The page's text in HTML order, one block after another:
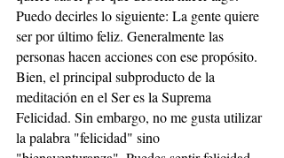
Puedo decirles lo siguiente: La gente quiere
ser por último feliz. Generalmente las
personas hacen acciones con ese propósito.
Bien, el principal subproducto de la
meditación en el Ser es la Suprema
Felicidad. Sin embargo, no me gusta utilizar
la palabra "felicidad" sino